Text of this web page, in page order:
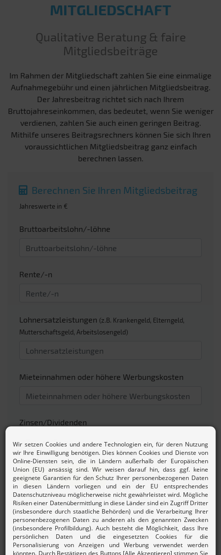
MITGLIEDSCHAFT
Qualitative Beratung & faire
Mitgliedsbeiträge
Im Rahmen der Mitgliedschaft zahlen Sie eine einmalige
Aufnahmegebühr und einen jährlichen Mitgliedsbeitrag.
Der Jahresbeitrag richtet sich nach Ihrem
Bruttojahreseinkommen, das bedeutet, wenn Sie weniger
verdienen, zahlen Sie auch einen geringen Beitrag.
Mithilfe unseres Beitragsrechners können Sie sich Ihren
voraussichtlichen Mitgliedsbeitrag ganz einfach
berechnen lassen.
Berechnen Sie Ihren Mitgliedsbeitrag
Jahreswerte in €
Bruttoarbeitslohn/-löhne
Rente/-n
Lohnersatzleistungen (z.B. Krankengeld, Elterngeld,
Mutterschaftsgeld, Arbeitslosengeld)
Mieteinnahmen oder höhere Werbungskosten
Zinsen/Dividenden
Beitrag berechnen
Mehr zurBeitragsordnung und den Gebühren des
Lohnsteuerhilfevereins.